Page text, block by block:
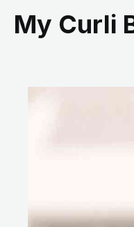
My Curli